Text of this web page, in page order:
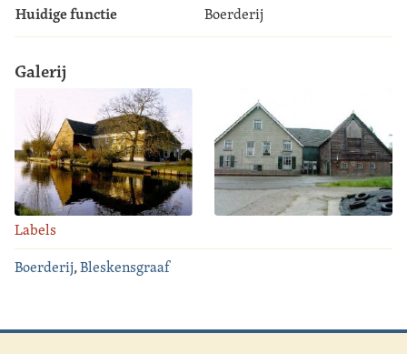
Huidige functie Boerderij
Galerij
Labels
Boerderij,Bleskensgraaf